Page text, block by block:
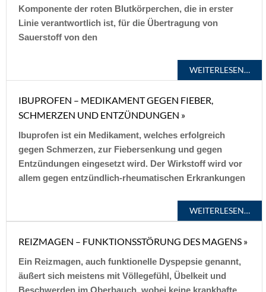
Komponente der roten Blutkörperchen, die in erster
Linie verantwortlich ist, für die Übertragung von
Sauerstoff von den
WEITERLESEN…
IBUPROFEN – MEDIKAMENT GEGEN FIEBER,
SCHMERZEN UND ENTZÜNDUNGEN »
Ibuprofen ist ein Medikament, welches erfolgreich
gegen Schmerzen, zur Fiebersenkung und gegen
Entzündungen eingesetzt wird. Der Wirkstoff wird vor
allem gegen entzündlich-rheumatischen Erkrankungen
WEITERLESEN…
REIZMAGEN – FUNKTIONSSTÖRUNG DES MAGENS »
Ein Reizmagen, auch funktionelle Dyspepsie genannt,
äußert sich meistens mit Völlegefühl, Übelkeit und
Beschwerden im Oberbauch, wobei keine krankhafte